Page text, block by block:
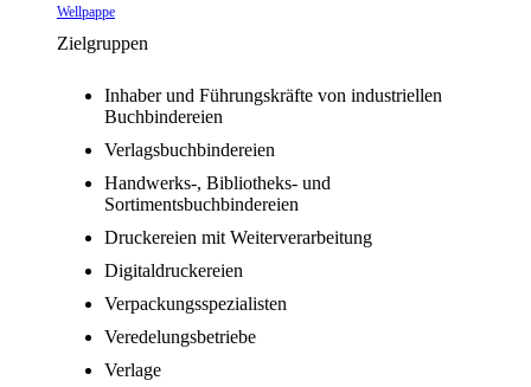
Wellpappe
Zielgruppen
Inhaber und Führungskräfte von industriellen
Buchbindereien
Verlagsbuchbindereien
Handwerks-, Bibliotheks- und
Sortimentsbuchbindereien
Druckereien mit Weiterverarbeitung
Digitaldruckereien
Verpackungsspezialisten
Veredelungsbetriebe
Verlage